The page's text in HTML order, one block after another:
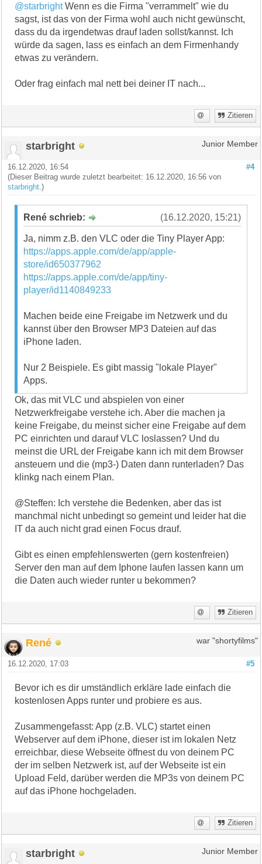
@starbrightWenn es die Firma "verrammelt" wie du
sagst, ist das von der Firma wohl auch nicht gewünscht,
dass du da irgendetwas drauf laden sollst/kannst. Ich
würde da sagen, lass es einfach an dem Firmenhandy
etwas zu verändern.
Oder frag einfach mal nett bei deiner IT nach...
Zitieren
starbright Junior Member
#4
16.12.2020, 16:54
(Dieser Beitrag wurde zuletzt bearbeitet: 16.12.2020, 16:56 von
starbright .)
(16.12.2020, 15:21)
René schrieb:
Ja, nimm z.B. den VLC oder die Tiny Player App:
https://apps.apple.com/de/app/apple-
store/id650377962
https://apps.apple.com/de/app/tiny-
player/id1140849233
Machen beide eine Freigabe im Netzwerk und du
kannst über den Browser MP3 Dateien auf das
iPhone laden.
Nur 2 Beispiele. Es gibt massig "lokale Player"
Apps.
Ok, das mit VLC und abspielen von einer
Netzwerkfreigabe verstehe ich. Aber die machen ja
keine Freigabe, du meinst sicher eine Freigabe auf dem
PC einrichten und darauf VLC loslassen? Und du
meinst die URL der Freigabe kann ich mit dem Browser
ansteuern und die (mp3-) Daten dann runterladen? Das
klinkg nach einem Plan.
@Steffen: Ich verstehe die Bedenken, aber das ist
manchmal nicht unbedingt so gemeint und leider hat die
IT da auch nicht grad einen Focus drauf.
Gibt es einen empfehlenswerten (gern kostenfreien)
Server den man auf dem Iphone laufen lassen kann um
die Daten auch wieder runter u bekommen?
Zitieren
René war "shortyfilms"
#5
16.12.2020, 17:03
Bevor ich es dir umständlich erkläre lade einfach die
kostenlosen Apps runter und probiere es aus.
Zusammengefasst: App (z.B. VLC) startet einen
Webserver auf dem iPhone, dieser ist im lokalen Netz
erreichbar, diese Webseite öffnest du von deinem PC
der im selben Netzwerk ist, auf der Webseite ist ein
Upload Feld, darüber werden die MP3s von deinem PC
auf das iPhone hochgeladen.
Zitieren
starbright Junior Member